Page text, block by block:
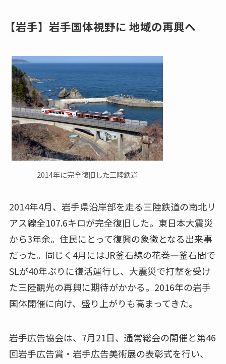
【岩手】岩手国体視野に 地域の再興へ
2014年に完全復旧した三陸鉄道
2014年4月、岩手県沿岸部を走る三陸鉄道の南北リ
アス線全107.6キロが完全復旧した。東日本大震災
から3年余。住民にとって復興の象徴となる出来事
だった。同じく4月にはJR釜石線の花巻―釜石間で
SLが40年ぶりに復活運行し、大震災で打撃を受け
た三陸観光の再興に期待がかかる。2016年の岩手
国体開催に向け、盛り上がりも高まってきた。
岩手広告協会は、7月21日、通常総会の開催と第46
回岩手広告賞・岩手広告美術展の表彰式を行い、